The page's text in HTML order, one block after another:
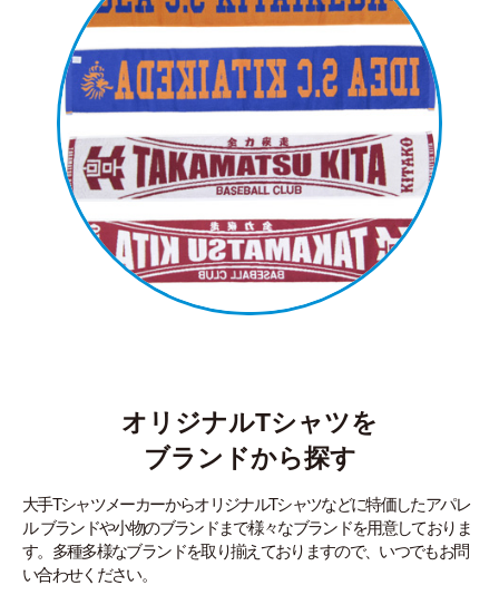
オリジナルTシャツを
ブランドから探す
大手TシャツメーカーからオリジナルTシャツなどに特価したアパレ
ル ブランドや小物のブランドまで様々なブランドを用意しておりま
す。多種多様なブランドを取り揃えておりますので、いつでもお問
い合わせください。